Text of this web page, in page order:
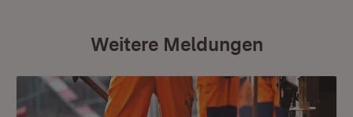
Weitere Meldungen